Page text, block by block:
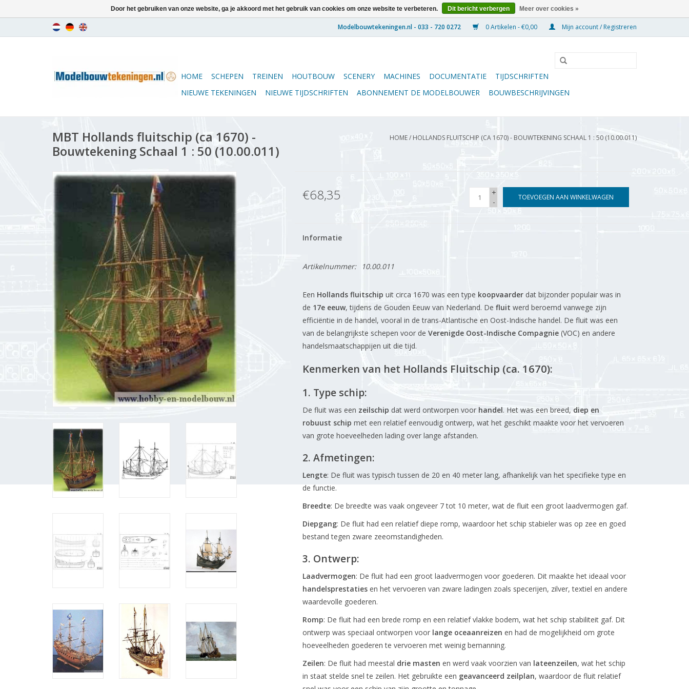
0 Artikelen - €0,00 Mijn account / Registreren
HOME SCHEPEN TREINEN HOUTBOUW SCENERY MACHINES DOCUMENTATIE
TIJDSCHRIFTEN
NIEUWE TEKENINGEN
NIEUWE TIJDSCHRIFTEN ABONNEMENT DE MODELBOUWER BOUWBESCHRIJVINGEN
MBT Hollands fluitschip (ca 1670) -
Bouwtekening Schaal 1 : 50 (10.00.011)
HOME/ HOLLANDS FLUITSCHIP (CA 1670) - BOUWTEKENING SCHAAL 1 : 50 (10.00.011)
€68,35
+
-
TOEVOEGEN AAN WINKELWAGEN
Informatie
Artikelnummer: 10.00.011
Een Hollands fluitschip uit circa 1670 was een type koopvaarderdat bijzonder populair was in
de 17e eeuw, tijdens de Gouden Eeuw van Nederland. De fluit werd beroemd vanwege zijn
efficiëntie in de handel, vooral in de trans-Atlantische en Oost-Indische handel. De fluit was een
van de belangrijkste schepen voor de Verenigde Oost-Indische Compagnie(VOC) en andere
handelsmaatschappijen uit die tijd.
Kenmerken van het Hollands Fluitschip (ca. 1670):
1. Type schip:
De fluit was een zeilschip dat werd ontworpen voor handel. Het was een breed, diep en
robuust schip met een relatief eenvoudig ontwerp, wat het geschikt maakte voor het vervoeren
van grote hoeveelheden lading over lange afstanden.
2. Afmetingen:
Lengte: De fluit was typisch tussen de 20 en 40 meter lang, afhankelijk van het specifieke type en
de functie.
Breedte: De breedte was vaak ongeveer 7 tot 10 meter, wat de fluit een groot laadvermogen gaf.
Diepgang: De fluit had een relatief diepe romp, waardoor het schip stabieler was op zee en goed
bestand tegen zware zeeomstandigheden.
3. Ontwerp:
Laadvermogen: De fluit had een groot laadvermogen voor goederen. Dit maakte het ideaal voor
handelsprestatiesen het vervoeren van zware ladingen zoals specerijen, zilver, textiel en andere
waardevolle goederen.
Romp: De fluit had een brede romp en een relatief vlakke bodem, wat het schip stabiliteit gaf. Dit
ontwerp was speciaal ontworpen voor lange oceaanreizen en had de mogelijkheid om grote
hoeveelheden goederen te vervoeren met weinig bemanning.
Zeilen: De fluit had meestal drie masten en werd vaak voorzien van lateenzeilen, wat het schip
in staat stelde snel te zeilen. Het gebruikte een geavanceerd zeilplan, waardoor de fluit relatief
Door het gebruiken van onze website, ga je akkoord met het gebruik van cookies om onze website te verbeteren. Dit bericht verbergen Meer over cookies »